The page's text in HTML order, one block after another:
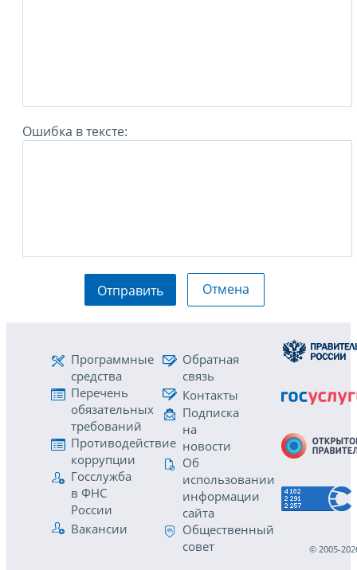
Ошибка в тексте:
Отправить Отмена
Программные
средства
Перечень
обязательных
требований
Противодействие
коррупции
Госслужба
в ФНС
России
Вакансии
Обратная
связь
Контакты
Подписка
на
новости
Об
использовании
информации
сайта
Общественный
совет
© 2005-